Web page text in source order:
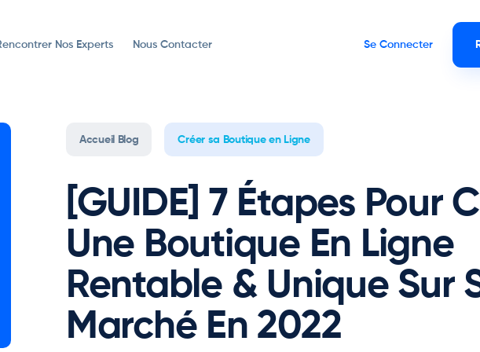
Nos Experts Nous Contacter Se Connecter
Accueil Blog Créer sa Boutique en Ligne
[GUIDE] 7 Étapes Pour
Une Boutique En Ligne
Rentable & Unique Sur
Marché En 2022